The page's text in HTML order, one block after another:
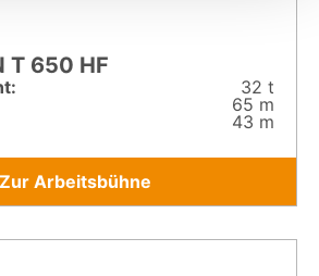
T 650 HF
32 t
65 m
43 m
Zur Arbeitsbühne